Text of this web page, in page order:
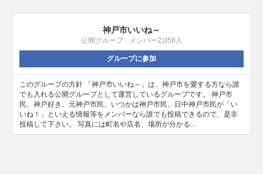
神戸市いいね～
公開グループ · メンバー2,058人
グループに参加
このグループの方針 「神戸市いいね～」は、神戸市を愛する方なら誰
でも入れる公開グループとして運営しているグループです。 神戸市
民、神戸好き、元神戸市民、いつかは神戸市民、日中神戸市民が「い
いね！」といえる情報等をメンバーなら誰でも投稿できるので、是非
投稿して下さい。 写真には町名や店名、場所が分かる...